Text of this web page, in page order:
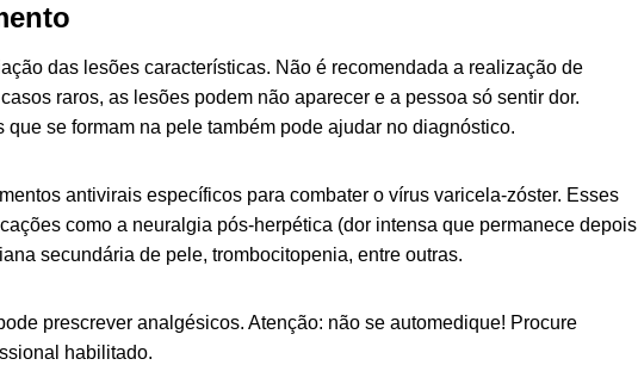
das lesões características. Não é recomendada a realização de
raros, as lesões podem não aparecer e a pessoa só sentir dor.
se formam na pele também pode ajudar no diagnóstico.
antivirais específicos para combater o vírus varicela-zóster. Esses
como a neuralgia pós-herpética (dor intensa que permanece depois
secundária de pele, trombocitopenia, entre outras.
prescrever analgésicos. Atenção: não se automedique! Procure
habilitado.